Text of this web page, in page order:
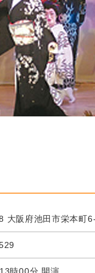
大阪府池田市栄本町
13時00分 開演